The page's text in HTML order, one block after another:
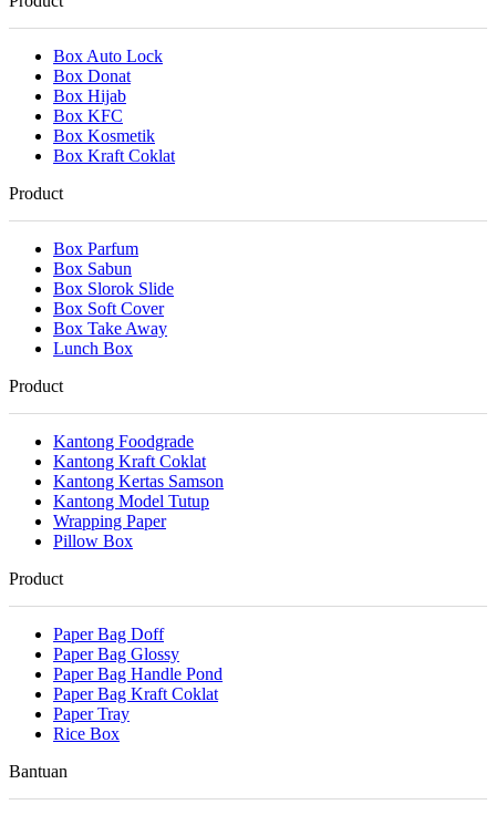
Box Auto Lock
Box Donat
Box Hijab
Box KFC
Box Kosmetik
Box Kraft Coklat
Product
Box Parfum
Box Sabun
Box Slorok Slide
Box Soft Cover
Box Take Away
Lunch Box
Product
Kantong Foodgrade
Kantong Kraft Coklat
Kantong Kertas Samson
Kantong Model Tutup
Wrapping Paper
Pillow Box
Product
Paper Bag Doff
Paper Bag Glossy
Paper Bag Handle Pond
Paper Bag Kraft Coklat
Paper Tray
Rice Box
Bantuan